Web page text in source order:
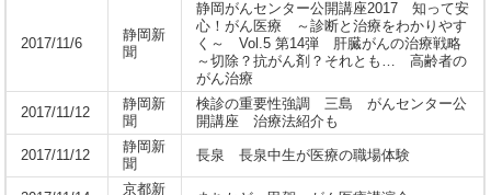
2017/11/6
静岡新
聞
静岡がんセンター公開講座2017 知って安
心！がん医療 ～診断と治療をわかりやす
く～ Vol.5 第14弾 肝臓がんの治療戦略
～切除？抗がん剤？それとも… 高齢者の
がん治療
2017/11/12
静岡新
聞
検診の重要性強調 三島 がんセンター公
開講座 治療法紹介も
2017/11/12
静岡新
聞
長泉 長泉中生が医療の職場体験
京都新